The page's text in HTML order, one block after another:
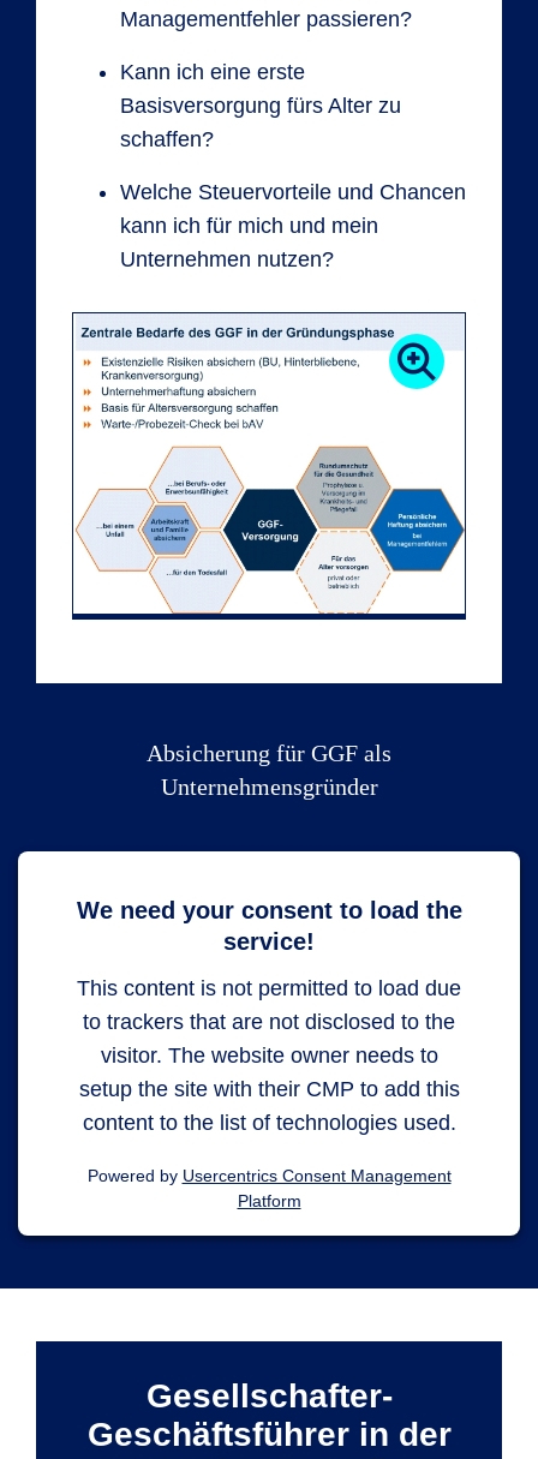
Managementfehler passieren?
Kann ich eine erste
Basisversorgung fürs Alter zu
schaffen?
Welche Steuervorteile und Chancen
kann ich für mich und mein
Unternehmen nutzen?
Absicherung für GGF als
Unternehmensgründer
We need your consent to load the
service!
This content is not permitted to load due
to trackers that are not disclosed to the
visitor. The website owner needs to
setup the site with their CMP to add this
content to the list of technologies used.
Powered by Usercentrics Consent Management
Platform
Gesellschafter-
Geschäftsführer in der